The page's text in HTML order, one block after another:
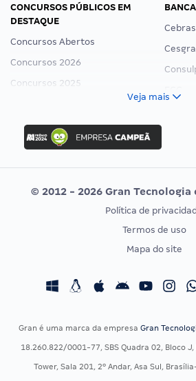
CONCURSOS PÚBLICOS EM
DESTAQUE
Concursos Abertos
Concursos 2026
Concursos 2025
Concurso Ibama
Concurso MPU
Editais publicados
CONCURSOS POR PROFISSÃO
Concursos Fiscais
Veja mais
© 2012 - 2026 Gran Tecnologia
Política de
Termos de uso
Mapa do site
Gran é uma marca da empresa Gran
18.260.822/0001-77, SBS Quadra 02, Bloco
Tower, Sala 201, 2º Andar, Asa Sul,